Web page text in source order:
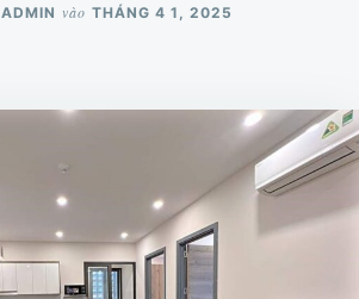
ADMIN vào THÁNG 4 1, 2025